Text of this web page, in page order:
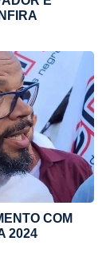
COM
2024